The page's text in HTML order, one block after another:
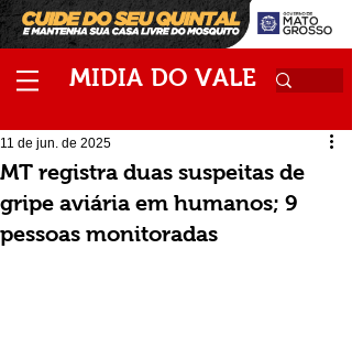
MIDIA DO VALE
MT registra duas suspeitas de
gripe aviária em humanos; 9
pessoas monitoradas
11 de jun. de 2025